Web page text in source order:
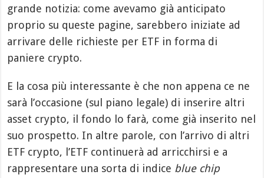
grande notizia: come avevamo già anticipato
proprio su queste pagine, sarebbero iniziate ad
arrivare delle richieste per ETF in forma di
paniere crypto.
E la cosa più interessante è che non appena ce ne
sarà l’occasione (sul piano legale) di inserire altri
asset crypto, il fondo lo farà, come già inserito nel
suo prospetto. In altre parole, con l’arrivo di altri
ETF crypto, l’ETF continuerà ad arricchirsi e a
rappresentare una sorta di indice blue chip